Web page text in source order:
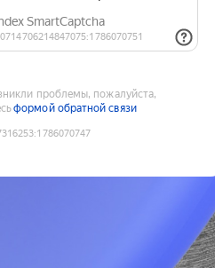
проблемы, пожалуйста,
формой обратной связи
:1786070747